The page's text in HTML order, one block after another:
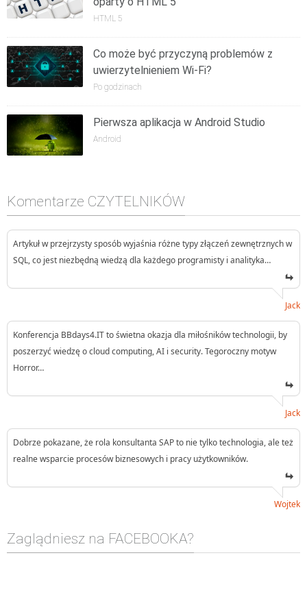
HTML 5
Co może być przyczyną problemów z
uwierzytelnieniem Wi-Fi?
Po godzinach
Pierwsza aplikacja w Android Studio
Android
Komentarze CZYTELNIKÓW
Artykuł w przejrzysty sposób wyjaśnia różne typy złączeń zewnętrznych w
SQL, co jest niezbędną wiedzą dla każdego programisty i analityka…
Jack
Konferencja BBdays4.IT to świetna okazja dla miłośników technologii, by
poszerzyć wiedzę o cloud computing, AI i security. Tegoroczny motyw
Horror…
Jack
Dobrze pokazane, że rola konsultanta SAP to nie tylko technologia, ale też
realne wsparcie procesów biznesowych i pracy użytkowników.
Wojtek
Zaglądniesz na FACEBOOKA?